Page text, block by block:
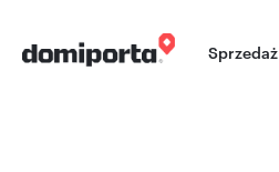
Sprzedaż